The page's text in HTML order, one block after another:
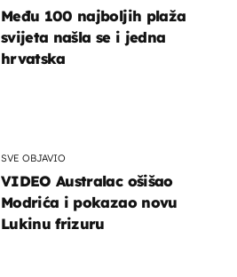
SVE OBJAVIO
VIDEO Australac ošišao
Modrića i pokazao novu
Lukinu frizuru
Među 100 najboljih plaža
svijeta našla se i jedna
hrvatska